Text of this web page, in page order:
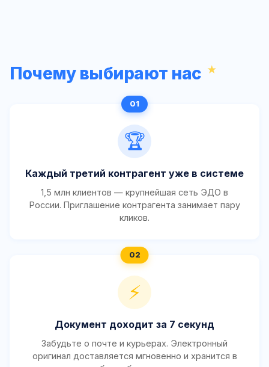
Почему выбирают нас
🏆
Каждый третий контрагент уже в системе
1,5 млн клиентов — крупнейшая сеть ЭДО в
России. Приглашение контрагента занимает пару
кликов.
⚡
Документ доходит за 7 секунд
Забудьте о почте и курьерах. Электронный
оригинал доставляется мгновенно и хранится в